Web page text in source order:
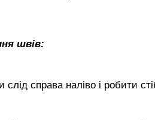
швів:
справа наліво і робити